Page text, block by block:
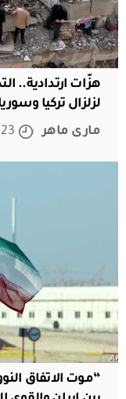
هزّات ارتدادية..
لزلزال تركيا وسوريا
مارى ماهر
“موت الاتفاق